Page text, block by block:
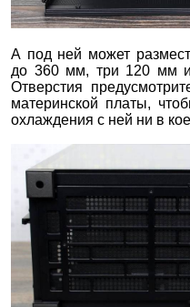
А под ней может
до 360 мм, три 120 мм
Отверстия
материнской платы,
охлаждения с ней ни в